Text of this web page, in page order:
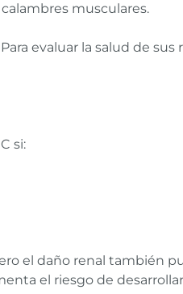
musculares.
evaluar la salud de sus
si:
el daño renal también
el riesgo de